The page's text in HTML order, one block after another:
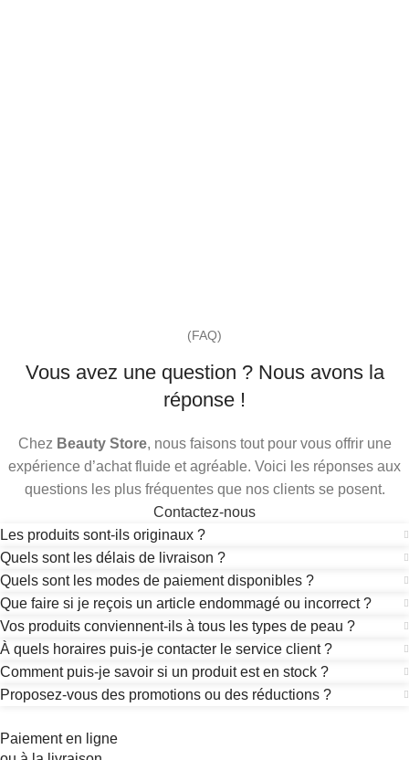
(FAQ)
Vous avez une question ? Nous avons la
réponse !
Chez Beauty Store, nous faisons tout pour vous offrir une
expérience d’achat fluide et agréable. Voici les réponses aux
questions les plus fréquentes que nos clients se posent.
Contactez-nous
Les produits sont-ils originaux ?
Quels sont les délais de livraison ?
Quels sont les modes de paiement disponibles ?
Que faire si je reçois un article endommagé ou incorrect ?
Vos produits conviennent-ils à tous les types de peau ?
À quels horaires puis-je contacter le service client ?
Comment puis-je savoir si un produit est en stock ?
Proposez-vous des promotions ou des réductions ?
Paiement en ligne